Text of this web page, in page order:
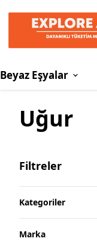
Beyaz Eşyalar
Uğur
Filtreler
Kategoriler
Marka